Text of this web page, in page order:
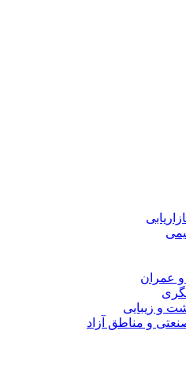
عمران
و زیبایی
و مناطق آزاد